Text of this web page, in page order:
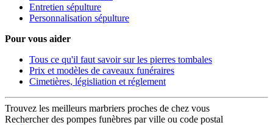
Entretien sépulture
Personnalisation sépulture
Pour vous aider
Tous ce qu'il faut savoir sur les pierres tombales
Prix et modèles de caveaux funéraires
Cimetières, législiation et réglement
Trouvez les meilleurs marbriers proches de chez vous
Rechercher des pompes funèbres par ville ou code postal